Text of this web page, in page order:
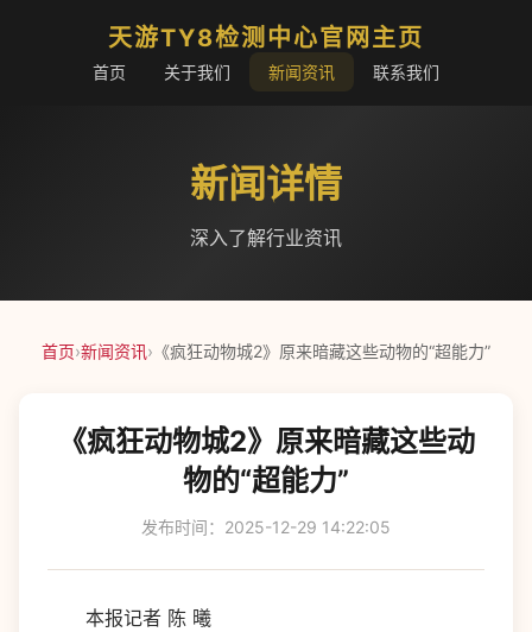
天游TY8检测中心官网主页
首页 关于我们 新闻资讯 联系我们
新闻详情
深入了解行业资讯
首页›新闻资讯› 《疯狂动物城2》原来暗藏这些动物的“超能力”
《疯狂动物城2》原来暗藏这些动
物的“超能力”
发布时间：2025-12-29 14:22:05
本报记者 陈 曦